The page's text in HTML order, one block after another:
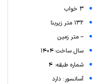
3 خواب
132 متر زیربنا
-- متر زمین
سال ساخت 1404
شماره طبقه: 4
آسانسور: دارد